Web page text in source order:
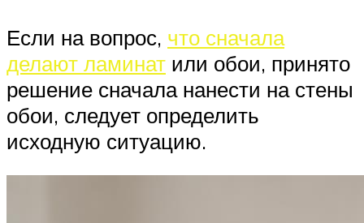
Если на вопрос, что сначала
делают ламинат или обои, принято
решение сначала нанести на стены
обои, следует определить
исходную ситуацию.